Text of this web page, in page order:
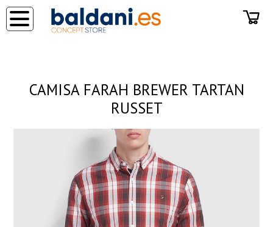
CAMISA FARAH BREWER TARTAN
RUSSET